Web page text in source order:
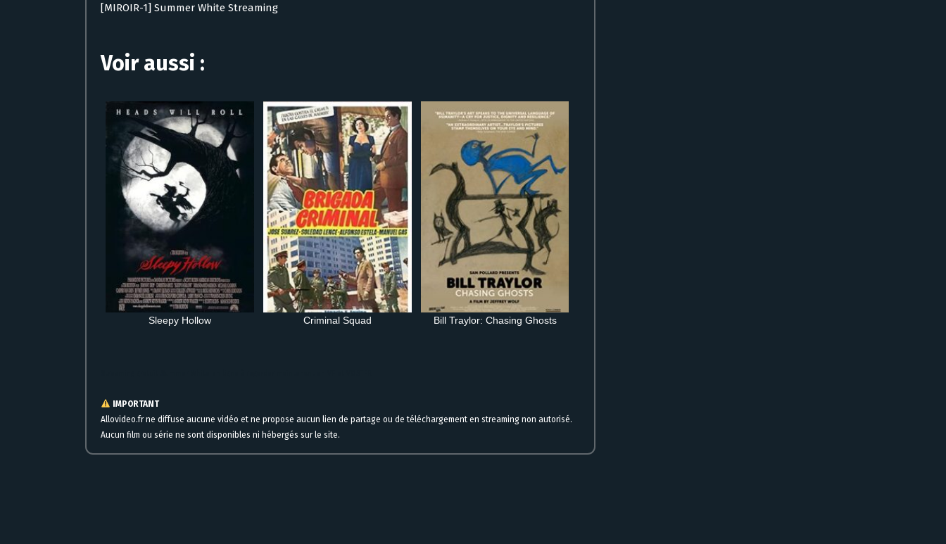
[MIROIR-1] Summer White Streaming
Voir aussi :
Sleepy Hollow Criminal Squad Bill Traylor: Chasing Ghosts
IMPORTANT
Allovideo.fr ne diffuse aucune vidéo et ne propose aucun lien de partage ou de téléchargement en streaming non autorisé.
Aucun film ou série ne sont disponibles ni hébergés sur le site.